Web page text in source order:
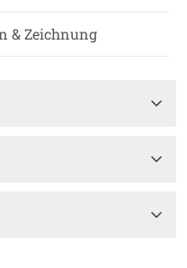
& Zeichnung